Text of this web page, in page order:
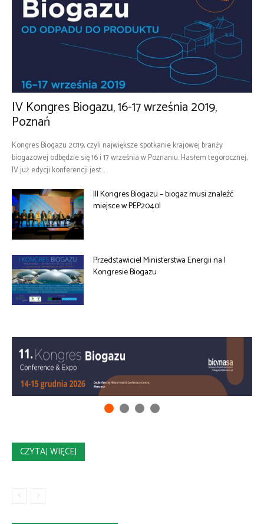
IV Kongres Biogazu, 16-17 września 2019,
Poznań
Kongres Biogazu 2019, czyli największe spotkanie krajowej branży
biogazowej odbędzie się 16 i 17 września w Poznaniu. Hasłem tegorocznej,
IV już edycji konferencji jest...
III Kongres Biogazu – biogaz musi znaleźć
miejsce w PEP2040I
Przedstawiciel Ministerstwa Energii na I
Kongresie Biogazu
CZYTAJ WIĘCEJ